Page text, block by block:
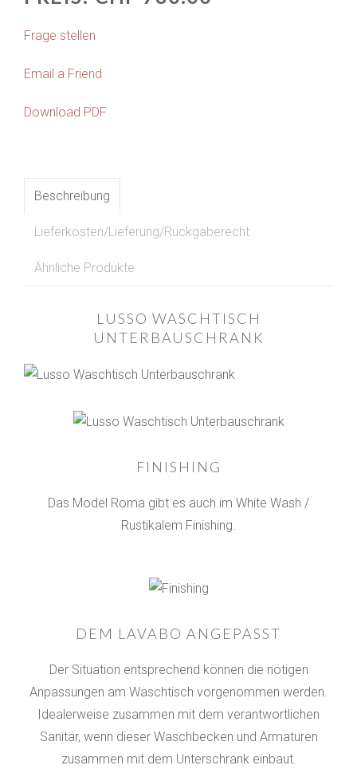
Frage stellen
Email a Friend
Download PDF
Beschreibung
Lieferkosten/Lieferung/Rückgaberecht
Ähnliche Produkte
LUSSO WASCHTISCH
UNTERBAUSCHRANK
FINISHING
Das Model Roma gibt es auch im White Wash /
Rustikalem Finishing.
DEM LAVABO ANGEPASST
Der Situation entsprechend können die nötigen
Anpassungen am Waschtisch vorgenommen werden.
Idealerweise zusammen mit dem verantwortlichen
Sanitär, wenn dieser Waschbecken und Armaturen
zusammen mit dem Unterschrank einbaut.